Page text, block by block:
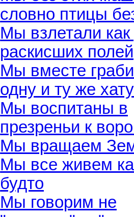
словно птицы
Мы взлетали как
раскисших полей
Мы вместе
одну и ту же хату
Мы воспитаны в
презреньи к
Мы вращаем
Мы все живем
будто
Мы говорим не